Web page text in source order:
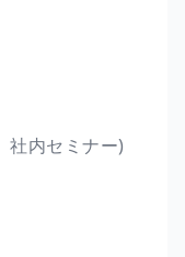
内セミナー)